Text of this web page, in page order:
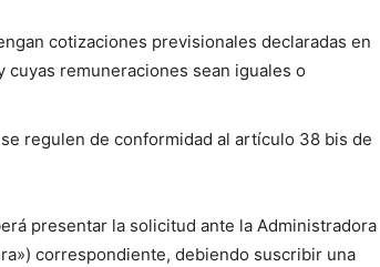
cotizaciones previsionales declaradas en
remuneraciones sean iguales o
regulen de conformidad al artículo 38 bis de
presentar la solicitud ante la Administradora
correspondiente, debiendo suscribir una